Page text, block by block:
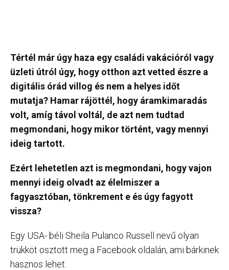
Tértél már úgy haza egy családi vakációról vagy
üzleti útról úgy, hogy otthon azt vetted észre a
digitális órád villog és nem a helyes időt
mutatja? Hamar rájöttél, hogy áramkimaradás
volt, amíg távol voltál, de azt nem tudtad
megmondani, hogy mikor történt, vagy mennyi
ideig tartott.
Ezért lehetetlen azt is megmondani, hogy vajon
mennyi ideig olvadt az élelmiszer a
fagyasztóban, tönkrement e és úgy fagyott
vissza?
Egy USA- béli Sheila Pulanco Russell nevű olyan
trükköt osztott meg a Facebook oldalán, ami bárkinek
hasznos lehet.